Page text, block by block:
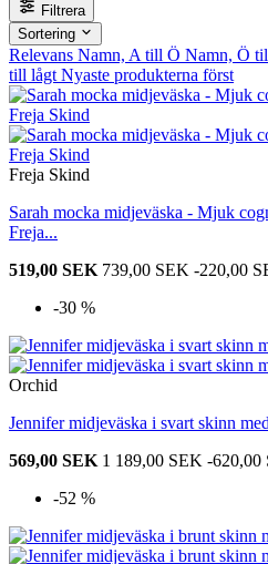
Filtrera
Sortering
Relevans Namn, A till Ö Namn, Ö
till lågt Nyaste produkterna först
Freja Skind
Sarah mocka midjeväska - Mjuk
Freja...
519,00 SEK 739,00 SEK -220,00
-30 %
Orchid
Jennifer midjeväska i svart skinn
569,00 SEK 1 189,00 SEK -620,00
-52 %